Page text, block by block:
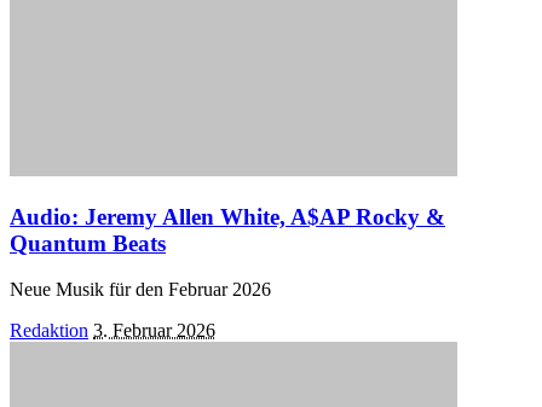
Audio: Jeremy Allen White, A$AP Rocky &
Quantum Beats
Neue Musik für den Februar 2026
Posted
Redaktion 3. Februar 2026